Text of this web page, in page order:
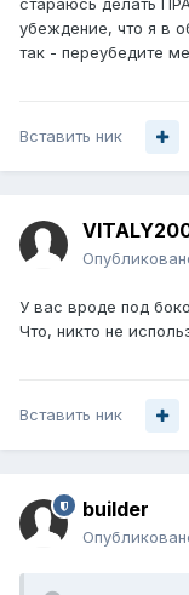
стараюсь делать
убеждение, что я в
так - переубедите
Вставить ник
У вас вроде под
Что, никто не
Вставить ник
builder